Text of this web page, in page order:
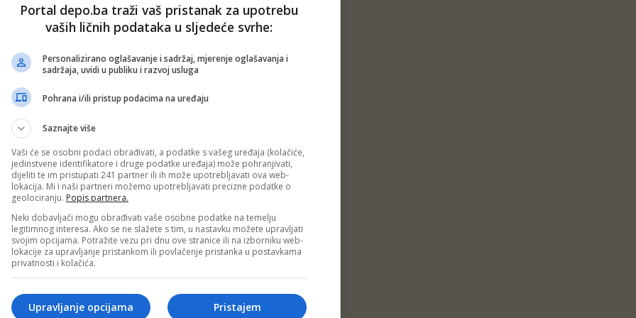
dosta slučajeva neopravdano zapostavljen, uskočio
ili Alajbegovića. Također, ukoliko Džeko ne bude
da Barbarez pojača vezni red sa Erminom
širina kadra i veliki broj kvalitetnih igrača koji čekaju
puške".
dilema je
se ekipi u Torontu, ali još radi individualno. I sam selektor
najavljivao je da bi Tabaković trebao biti spreman za
Barbarez do 24 sata prije prve utakmice mora
li će Tabakovića ostaviti na spisku od 26 igrača ili će
ukazati Arjanu Maliću.
za meč protiv Kanade: Vasilj, Dedić, Katić, Muharemović,
Bašić (Šunjić), Bajraktarević (Memić), Alajbegović,
(Lukić).
Portal depo.ba traži vaš pristanak za upotrebu
vaših ličnih podataka u sljedeće svrhe:
Personalizirano oglašavanje i sadržaj, mjerenje oglašavanja i
sadržaja, uvidi u publiku i razvoj usluga
Pohrana i/ili pristup podacima na uređaju
Saznajte više
Vaši će se osobni podaci obrađivati, a podatke s vašeg uređaja (kolačiće,
jedinstvene identifikatore i druge podatke uređaja) može pohranjivati,
dijeliti te im pristupati 241 partner ili ih može upotrebljavati ova web-
lokacija. Mi i naši partneri možemo upotrebljavati precizne podatke o
geolociranju. Popis partnera.
Neki dobavljači mogu obrađivati vaše osobne podatke na temelju
legitimnog interesa. Ako se ne slažete s tim, u nastavku možete upravljati
svojim opcijama. Potražite vezu pri dnu ove stranice ili na izborniku web-
lokacije za upravljanje pristankom ili povlačenje pristanka u postavkama
privatnosti i kolačića.
Pristajem
Upravljanje opcijama